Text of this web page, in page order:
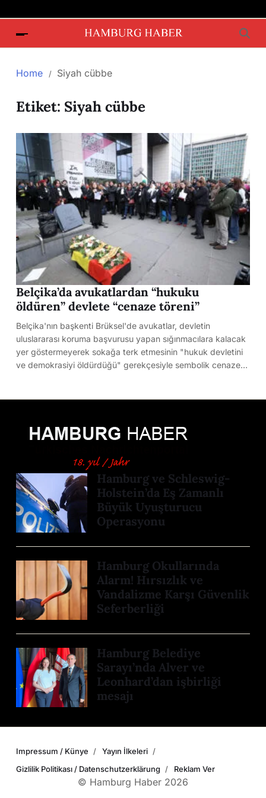
Home Siyah cübbe
Etiket: Siyah cübbe
Belçika’da avukatlardan “hukuku
öldüren” devlete “cenaze töreni”
Belçika'nın başkenti Brüksel'de avukatlar, devletin
uluslararası koruma başvurusu yapan sığınmacılara kalacak
yer göstermeyerek sokağa terk etmesinin "hukuk devletini
ve demokrasiyi öldürdüğü" gerekçesiyle sembolik cenaze…
Hamburg ve Schleswig-
Holstein’da Eş Zamanlı
Büyük Uyuşturucu
Operasyonu
Hamburg Okullarında
Alarm! Hırsızlık ve
Vandalizme Karşı Güvenlik
Seferberliği
Hamburg Belediye
Sarayı’nda Alver ve
Leonhard’dan işbirliği
mesajı
© Hamburg Haber 2026
Impressum / Künye
Yayın İlkeleri
Gizlilik Politikası / Datenschutzerklärung
Reklam Ver